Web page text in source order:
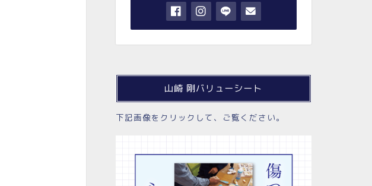
山崎 剛バリューシート
下記画像をクリックして、ご覧ください。